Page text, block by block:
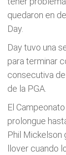
quedaron en
Day.
Day tuvo una
para terminar
consecutiva
de la PGA.
El
prolongue
Phil Mickelson
llover cuando